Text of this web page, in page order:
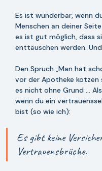
Es ist wunderbar, wenn
Menschen an deiner
es ist gut möglich, dass
enttäuschen werden.
Den Spruch „Man hat
vor der Apotheke kotzen
es nicht ohne Grund ...
wenn du ein
bist (so wie ich):
Es gibt keine
Vertrauensbrüche.